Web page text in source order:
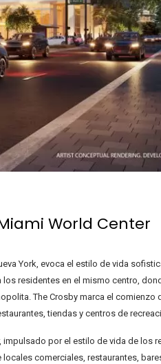
World Center
York, evoca el estilo de vida
residentes en el mismo centro,
The Crosby marca el comienzo
tiendas y centros de
por el estilo de vida de los
comerciales, restaurantes,